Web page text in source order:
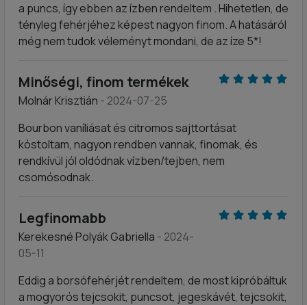
a puncs, így ebben az ízben rendeltem . Hihetetlen, de
tényleg fehérjéhez képest nagyon finom. A hatásáról
még nem tudok véleményt mondani, de az íze 5*!
Minőségi, finom termékek
Molnár Krisztián - 2024-07-25
Bourbon vaníliásat és citromos sajttortásat
kóstoltam, nagyon rendben vannak, finomak, és
rendkívül jól oldódnak vízben/tejben, nem
csomósodnak.
Legfinomabb
Kerekesné Polyák Gabriella - 2024-
05-11
Eddig a borsófehérjét rendeltem, de most kipróbáltuk
a mogyorós tejcsokit, puncsot, jegeskávét, tejcsokit,